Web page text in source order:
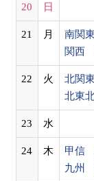
20 日
21 月
南関
関西
22 火
北関
北東
23 水
24 木
甲信
九州